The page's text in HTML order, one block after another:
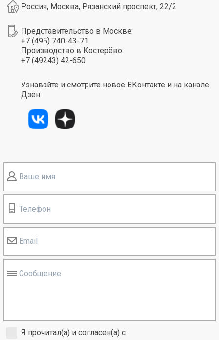
Россия, Москва, Рязанский проспект, 22/2
Представительство в Москве:
+7 (495) 740-43-71
Производство в Костерёво:
+7 (49243) 42-650
Узнавайте и смотрите новое ВКонтакте и на канале
Дзен:
Ваше имя
Телефон
Email
Сообщение
Я прочитал(а) и согласен(а) с